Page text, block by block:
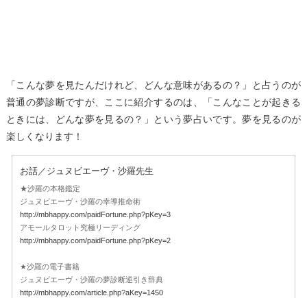
「こんな夢を見たんだけれど、どんな意味があるの？」と占うのが
普通の夢診断ですが、ここに紹介するのは、「こんなことが起きる
ときには、どんな夢を見るの？」という夢占いです。夢を見るのが
楽しくなります！
お話／ジュヌビエーヴ・沙羅先生
★沙羅の本格鑑定
ジュヌビエーヴ・沙羅の幸導推命術
http://mbhappy.com/paidFortune.php?pKey=3
アモールタロット究極リーディング
http://mbhappy.com/paidFortune.php?pKey=2
★沙羅の電子書籍
ジュヌビエーヴ・沙羅の夢診断逆引き辞典
http://mbhappy.com/article.php?aKey=1450